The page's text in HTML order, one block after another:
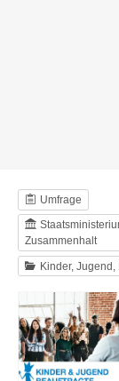
Umfrage
Zusammenhalt
Kinder,